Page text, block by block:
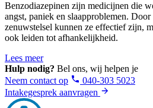
Benzodiazepinen zijn medicijnen die
angst, paniek en slaapproblemen.
zenuwstelsel kunnen ze effectief zijn,
ook leiden tot afhankelijkheid.
Lees meer
Hulp nodig? Bel ons, wij helpen je
Neem contact op
040-303 5023
Intakegesprek aanvragen